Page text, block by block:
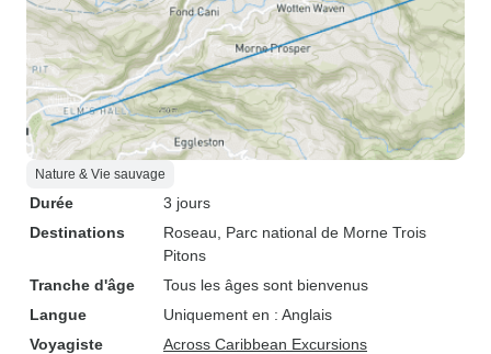
Nature & Vie sauvage
Durée
3 jours
Destinations
Roseau , Parc national de Morne Trois
Pitons
Tranche d'âge
Tous les âges sont bienvenus
Langue
Uniquement en : Anglais
Voyagiste
Across Caribbean Excursions